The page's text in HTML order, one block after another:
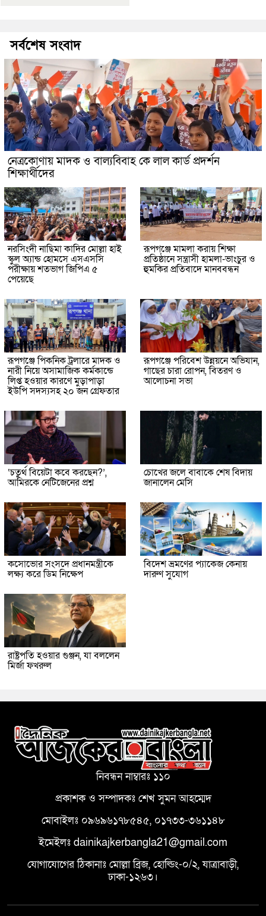
সর্বশেষ সংবাদ
নেত্রকোণায় মাদক ও বাল্যবিবাহ কে লাল কার্ড প্রদর্শন
শিক্ষার্থীদের
নরসিংদী নাছিমা কাদির মোল্লা হাই
স্কুল অ্যান্ড হোমসে এসএসসি
পরীক্ষায় শতভাগ জিপিএ ৫
পেয়েছে
রূপগঞ্জে মামলা করায় শিক্ষা
প্রতিষ্ঠানে সন্ত্রাসী হামলা-ভাংচুর ও
হুমকির প্রতিবাদে মানববন্ধন
রূপগঞ্জে পিকনিক ট্রলারে মাদক ও
নারী নিয়ে অসামাজিক কর্মকান্ডে
লিপ্ত হওয়ার কারণে মুড়াপাড়া
ইউপি সদস্যসহ ২০ জন গ্রেফতার
রূপগঞ্জে পরিবেশ উন্নয়নে অভিযান,
গাছের চারা রোপন, বিতরণ ও
আলোচনা সভা
‘চতুর্থ বিয়েটা কবে করছেন?’,
আমিরকে নেটিজেনের প্রশ্ন
চোখের জলে বাবাকে শেষ বিদায়
জানালেন মেসি
কসোভোর সংসদে প্রধানমন্ত্রীকে
লক্ষ্য করে ডিম নিক্ষেপ
বিদেশ ভ্রমণের প্যাকেজ কেনায়
দারুণ সুযোগ
রাষ্ট্রপতি হওয়ার গুঞ্জন, যা বললেন
মির্জা ফখরুল
নিবন্ধন নাম্বারঃ ১১০
প্রকাশক ও সম্পাদকঃ শেখ সুমন আহম্মেদ
মোবাইলঃ ০৯৬৯৬১৭৮৫৪৫, ০১৭৩৩-৩৬১১৪৮
ইমেইলঃ dainikajkerbangla21@gmail.com
যোগাযোগের ঠিকানাঃ মোল্লা ব্রিজ, হোল্ডিং-০/২, যাত্রাবাড়ী,
ঢাকা-১২৬৩।